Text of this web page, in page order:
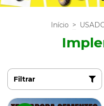
Início >
Filtrar